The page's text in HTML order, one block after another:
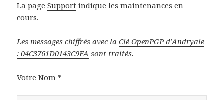
La pageSupport indique les maintenances en
cours.
Les messages chiffrés avec laClé OpenPGP d’Andryale
: 04C3761D0143C9FA sont traités.
Votre Nom *